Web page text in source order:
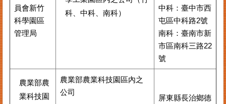
員會新竹
科學園區
管理局
科、中科、南科）
中科：臺中市西
屯區中科路2號
南科：臺南市新
市區南科三路22
號
農業部農
業科技園
農業部農業科技園區內之
公司
屏東縣⾧治鄉德